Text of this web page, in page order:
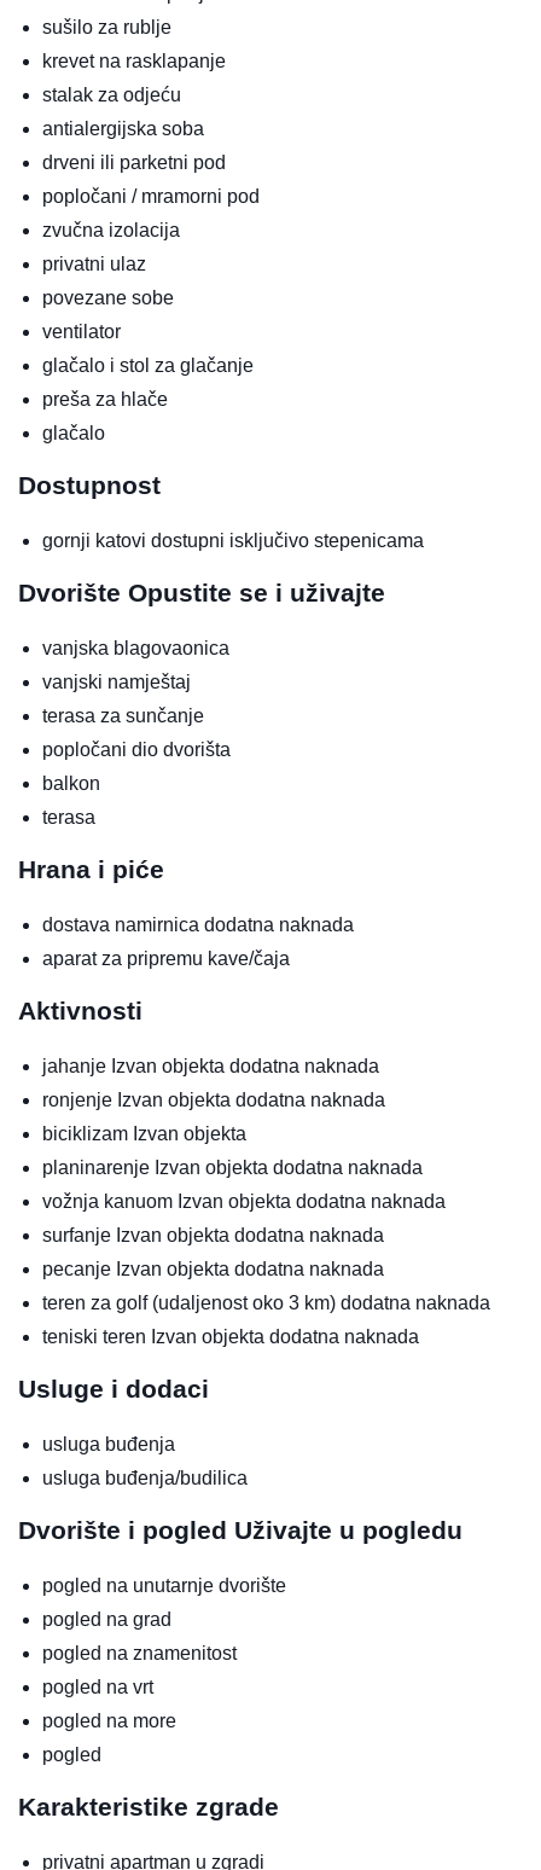
sušilo za rublje
krevet na rasklapanje
stalak za odjeću
antialergijska soba
drveni ili parketni pod
popločani / mramorni pod
zvučna izolacija
privatni ulaz
povezane sobe
ventilator
glačalo i stol za glačanje
preša za hlače
glačalo
Dostupnost
gornji katovi dostupni isključivo stepenicama
Dvorište Opustite se i uživajte
vanjska blagovaonica
vanjski namještaj
terasa za sunčanje
popločani dio dvorišta
balkon
terasa
Hrana i piće
dostava namirnica dodatna naknada
aparat za pripremu kave/čaja
Aktivnosti
jahanje Izvan objekta dodatna naknada
ronjenje Izvan objekta dodatna naknada
biciklizam Izvan objekta
planinarenje Izvan objekta dodatna naknada
vožnja kanuom Izvan objekta dodatna naknada
surfanje Izvan objekta dodatna naknada
pecanje Izvan objekta dodatna naknada
teren za golf (udaljenost oko 3 km) dodatna naknada
teniski teren Izvan objekta dodatna naknada
Usluge i dodaci
usluga buđenja
usluga buđenja/budilica
Dvorište i pogled Uživajte u pogledu
pogled na unutarnje dvorište
pogled na grad
pogled na znamenitost
pogled na vrt
pogled na more
pogled
Karakteristike zgrade
privatni apartman u zgradi